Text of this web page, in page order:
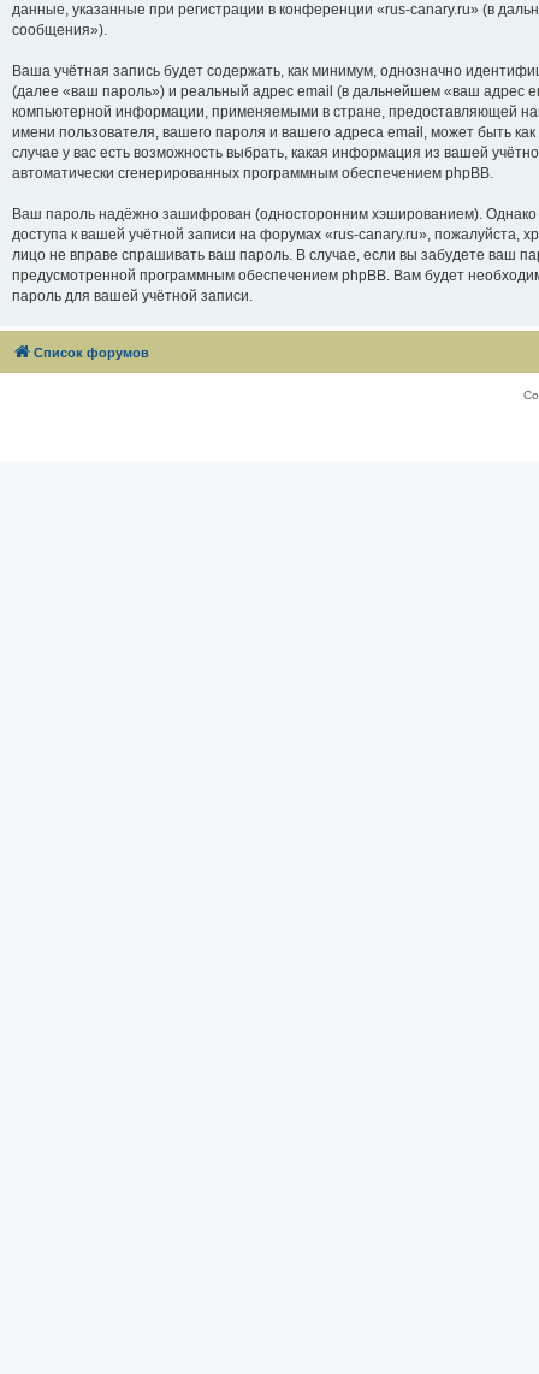
данные, указанные при регистрации в конференции «rus-canary.ru» (в
сообщения»).
Ваша учётная запись будет содержать, как минимум, однозначно
(далее «ваш пароль») и реальный адрес email (в дальнейшем «ваш адрес
компьютерной информации, применяемыми в стране, предоставляющей
имени пользователя, вашего пароля и вашего адреса email, может быть
случае у вас есть возможность выбрать, какая информация из вашей
автоматически сгенерированных программным обеспечением phpBB.
Ваш пароль надёжно зашифрован (односторонним хэшированием). Однако
доступа к вашей учётной записи на форумах «rus-canary.ru», пожалуйста,
лицо не вправе спрашивать ваш пароль. В случае, если вы забудете ваш
предусмотренной программным обеспечением phpBB. Вам будет
пароль для вашей учётной записи.
Список форумов